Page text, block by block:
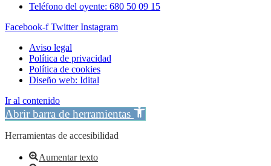
Teléfono del oyente: 680 50 09 15
Facebook-f Twitter Instagram
Aviso legal
Política de privacidad
Política de cookies
Diseño web: Idital
Ir al contenido
Abrir barra de herramientas
Herramientas de accesibilidad
Aumentar texto